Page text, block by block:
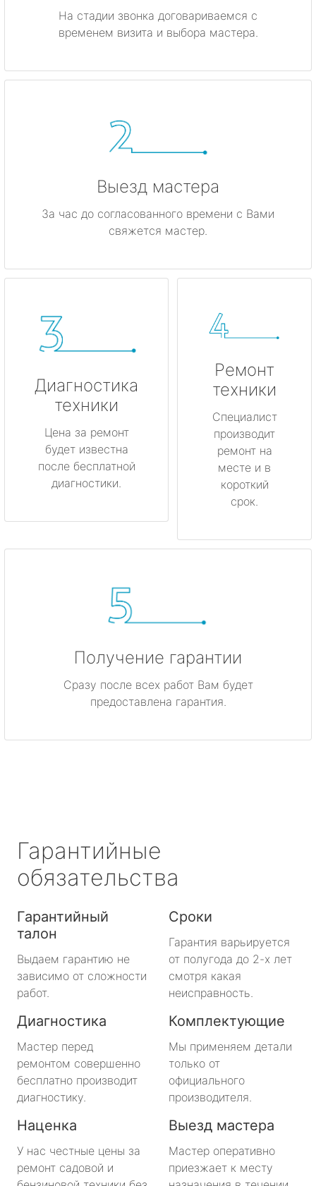
На стадии звонка договариваемся с
временем визита и выбора мастера.
Выезд мастера
За час до согласованного времени с Вами
свяжется мастер.
Диагностика
техники
Цена за ремонт
будет известна
после бесплатной
диагностики.
Ремонт
техники
Специалист
производит
ремонт на
месте и в
короткий
срок.
Получение гарантии
Сразу после всех работ Вам будет
предоставлена гарантия.
Гарантийные
обязательства
Гарантийный
талон
Выдаем гарантию не
зависимо от сложности
работ.
Сроки
Гарантия варьируется
от полугода до 2-х лет
смотря какая
неисправность.
Диагностика
Мастер перед
ремонтом совершенно
бесплатно производит
диагностику.
Комплектующие
Мы применяем детали
только от
официального
производителя.
Наценка
У нас честные цены за
ремонт садовой и
Выезд мастера
Мастер оперативно
приезжает к месту